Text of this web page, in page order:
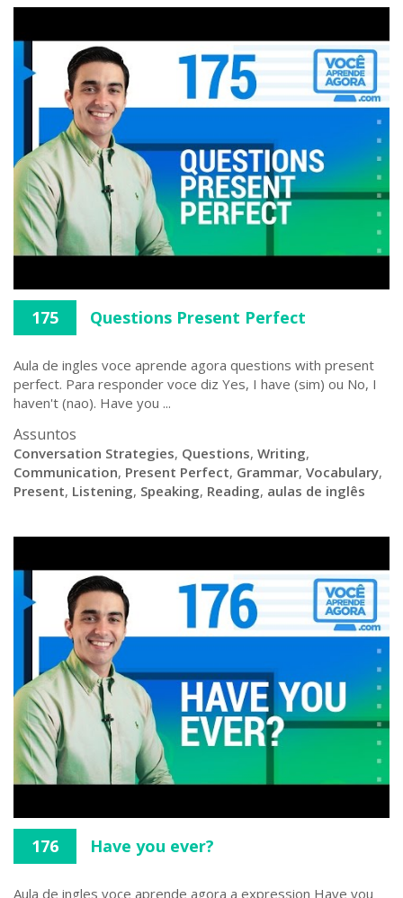
175 Questions Present Perfect
Aula de ingles voce aprende agora questions with present
perfect. Para responder voce diz Yes, I have (sim) ou No, I
haven't (nao). Have you ...
Assuntos
Conversation Strategies, Questions, Writing,
Communication, Present Perfect, Grammar, Vocabulary,
Present, Listening, Speaking, Reading, aulas de inglês
176 Have you ever?
Aula de ingles voce aprende agora a expression Have you